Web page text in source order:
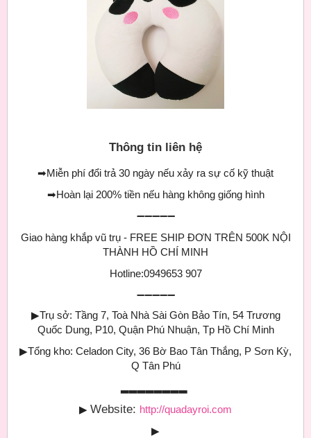
Thông tin liên hệ
➡Miễn phí đổi trả 30 ngày nếu xảy ra sự cố kỹ thuật
➡Hoàn lại 200% tiền nếu hàng không giống hình
➖➖➖➖➖
Giao hàng khắp vũ trụ - FREE SHIP ĐƠN TRÊN 500K NỘI
THÀNH HỒ CHÍ MINH
Hotline:0949653 907
➖➖➖➖➖
▶Trụ sở: Tầng 7, Toà Nhà Sài Gòn Bảo Tín, 54 Trương
Quốc Dung, P10, Quận Phú Nhuận, Tp Hồ Chí Minh
▶Tổng kho: Celadon City, 36 Bờ Bao Tân Thắng, P Sơn Kỳ,
Q Tân Phú
▶ Website: http://quadayroi.com
▶